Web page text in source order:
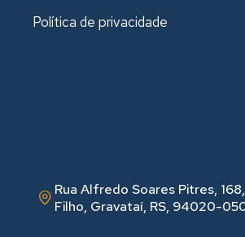
Política de privacidade
Rua Alfredo Soares Pitres,
Filho, Gravataí, RS, 94020-